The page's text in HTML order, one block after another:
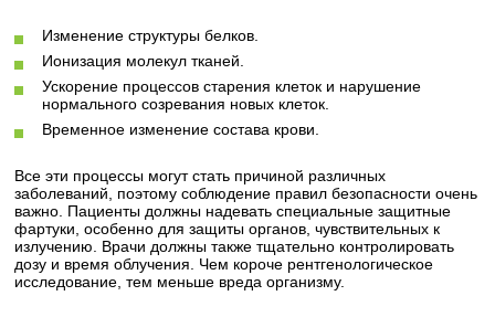
Изменение структуры белков.
Ионизация молекул тканей.
Ускорение процессов старения клеток и нарушение
нормального созревания новых клеток.
Временное изменение состава крови.
Все эти процессы могут стать причиной различных
заболеваний, поэтому соблюдение правил безопасности очень
важно. Пациенты должны надевать специальные защитные
фартуки, особенно для защиты органов, чувствительных к
излучению. Врачи должны также тщательно контролировать
дозу и время облучения. Чем короче рентгенологическое
исследование, тем меньше вреда организму.